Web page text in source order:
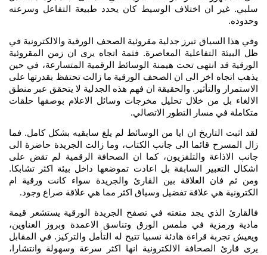
سلبي. غير ان اختلاف الوسيط كان يحدد طبيعة التفاعل وسرعته
وحدوده.
وفي هذا السياق تبرز جدلية مقروئية الصحف الورقية والالكترونية في
ظل البيئة التفاعلية المعاصرة. فثمة اتجاه يرى ان زمن المقروئية
الورقية قد انتهى تحت هيمنة الوسائط الرقمية المتسارعة، في حين
يذهب اتجاه اخر الى ان الصحف الورقية ما زالت تحتفظ بقدرتها على
الاستمرار والتأثير. والحقيقة ان فهم هذه الجدلية لا يتحقق عبر منطق
الالغاء بل من خلال تحليل مخرجات وسائل الاعلام بوصفها حلقات
متكاملة في مسار التطور الاتصالي.
لقد اثبت التاريخ ان ايا من الوسائط لم يلغ سابقيه بشكل كامل. فما
زال المسرح قائما الى جانب الكتاب، وما زالت الجريدة حاضرة الى
جانب الاذاعة والتلفزيون، كما ان الصحافة الرقمية لم تقض على
اشكال التعبير السابقة بل اعادت تموضعها داخل بيئة اكثر تشابكا.
ومن ثم فان العلاقة بين القارئ والجريدة سواء كانت ورقية ام
الكترونية هي علاقة تفضيل وسياق اكثر مما هي علاقة صراع وجود.
فالقارئ الذي يجد متعته في تصفح الجريدة الورقية يستشعر قيمة
مادية ورمزية في ملمس الورق وتناسق الاعمدة وبروز العناوين،
ويعيش تجربة قراءة هادئة نسبيا تتيح له التأمل والتركيز. في المقابل
يرى قارئ الصحافة الالكترونية انها اكثر سرعة وسهولة وانتشارا،